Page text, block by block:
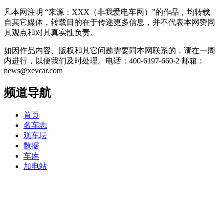
凡本网注明 “来源：XXX（非我爱电车网）”的作品，均转载
自其它媒体，转载目的在于传递更多信息，并不代表本网赞同
其观点和对其真实性负责。
如因作品内容、版权和其它问题需要同本网联系的，请在一周
内进行，以便我们及时处理。电话：400-6197-660-2 邮箱：
news@xevcar.com
频道导航
首页
名车志
观车坛
数据
车库
加电站